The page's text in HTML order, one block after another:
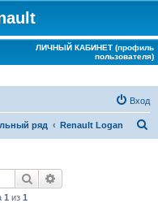
ЛИЧНЫЙ КАБИНЕТ (профиль
пользователя)
Вход
ряд Renault Logan
Поиск
1 из 1